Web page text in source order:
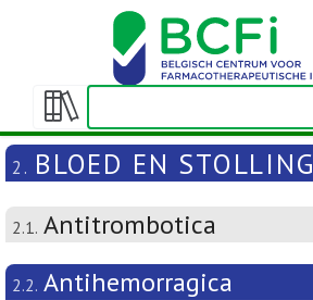
Weergeven/verbergen
inhoudstafel
2. BLOED EN STOLLING
2.1. Antitrombotica
2.2. Antihemorragica